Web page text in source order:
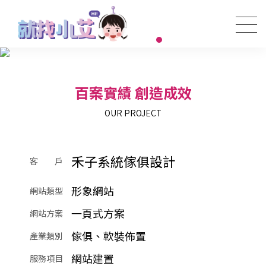
百案實績 創造成效
OUR PROJECT
客 戶 禾子系統傢俱設計
網站類型 形象網站
網站方案 一頁式方案
產業類別 傢俱、軟裝佈置
服務項目 網站建置